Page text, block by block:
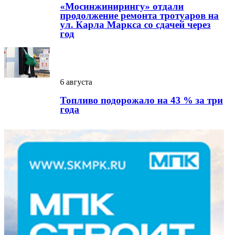
«Мосинжинирингу» отдали
продолжение ремонта тротуаров на
ул. Карла Маркса со сдачей через
год
6 августа
Топливо подорожало на 43 % за три
года